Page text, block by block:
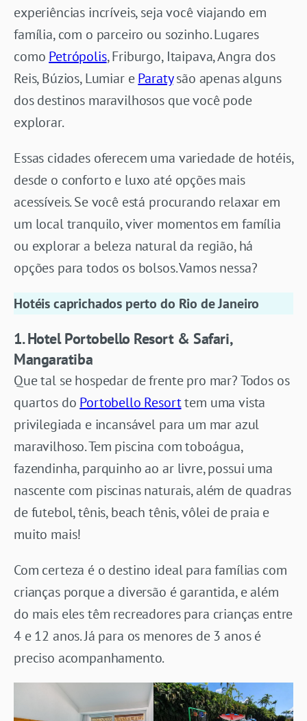
experiências incríveis, seja você viajando em
família, com o parceiro ou sozinho. Lugares
como Petrópolis, Friburgo, Itaipava, Angra dos
Reis, Búzios, Lumiar eParatysão apenas alguns
dos destinos maravilhosos que você pode
explorar.
Essas cidades oferecem uma variedade de hotéis,
desde o conforto e luxo até opções mais
acessíveis. Se você está procurando relaxar em
um local tranquilo, viver momentos em família
ou explorar a beleza natural da região, há
opções para todos os bolsos. Vamos nessa?
Hotéis caprichados perto do Rio de Janeiro
1. Hotel Portobello Resort & Safari,
Mangaratiba
Que tal se hospedar de frente pro mar? Todos os
quartos do Portobello Resorttem uma vista
privilegiada e incansável para um mar azul
maravilhoso. Tem piscina com toboágua,
fazendinha, parquinho ao ar livre, possui uma
nascente com piscinas naturais, além de quadras
de futebol, tênis, beach tênis, vôlei de praia e
muito mais!
Com certeza é o destino ideal para famílias com
crianças porque a diversão é garantida, e além
do mais eles têm recreadores para crianças entre
4 e 12 anos. Já para os menores de 3 anos é
preciso acompanhamento.